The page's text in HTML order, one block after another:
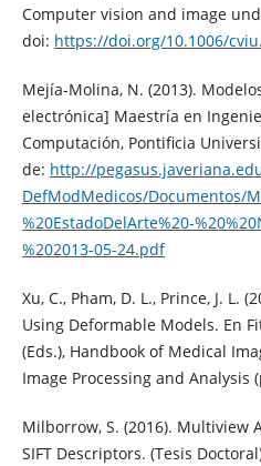
Computer vision and image
doi: https://doi.org/10.1006/
Mejía-Molina, N. (2013).
electrónica] Maestría en
Computación, Pontificia
de: http://
DefModMedicos/Documentos/
%20EstadoDelArte%20-
%202013-05-24.pdf
Xu, C., Pham, D. L., Prince, J. L.
Using Deformable Models. En
(Eds.), Handbook of Medical
Image Processing and Analysis
Milborrow, S. (2016). Multiview
SIFT Descriptors. (Tesis